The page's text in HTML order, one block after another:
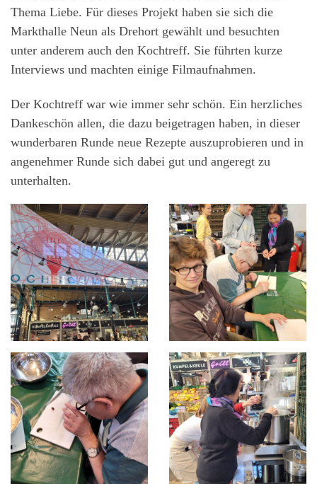
Thema Liebe. Für dieses Projekt haben sie sich die
Markthalle Neun als Drehort gewählt und besuchten
unter anderem auch den Kochtreff. Sie führten kurze
Interviews und machten einige Filmaufnahmen.
Der Kochtreff war wie immer sehr schön. Ein herzliches
Dankeschön allen, die dazu beigetragen haben, in dieser
wunderbaren Runde neue Rezepte auszuprobieren und in
angenehmer Runde sich dabei gut und angeregt zu
unterhalten.